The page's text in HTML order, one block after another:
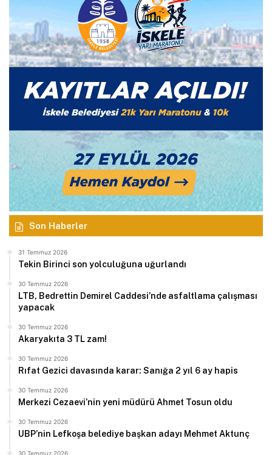
Son Haberler
31 Temmuz 2026
Tekin Birinci son yolculuğuna uğurlandı
30 Temmuz 2026
LTB, Bedrettin Demirel Caddesi’nde asfaltlama çalışması
yapacak
30 Temmuz 2026
Akaryakıta 3 TL zam!
30 Temmuz 2026
Rıfat Gezici davasında karar: Sanığa 2 yıl 6 ay hapis
30 Temmuz 2026
Merkezi Cezaevi’nin yeni müdürü Ahmet Tosun oldu
30 Temmuz 2026
UBP’nin Lefkoşa belediye başkan adayı Mehmet Aktunç
30 Temmuz 2026